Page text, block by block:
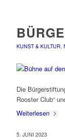
KUNST & KULTUR,
Die
Rooster Club“
Weiterlesen
5. JUNI 2023